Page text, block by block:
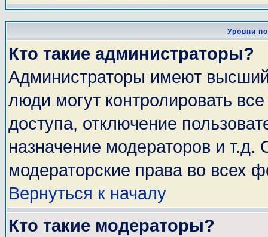
Уровни
Кто такие администраторы?
Администраторы имеют
люди могут контролировать
доступа, отключение
назначение модераторов и
модераторские права во всех
Вернуться к началу
Кто такие модераторы?